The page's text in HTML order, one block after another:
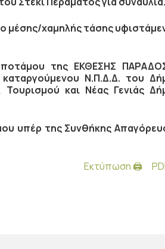
μέσης/χαμηλής τάσης
της ΕΚΘΕΣΗΣ
Ν.Π.Δ.Δ. του
και Νέας Γενιάς
υπέρ της Συνθήκης
Εκτύπωση 🖨